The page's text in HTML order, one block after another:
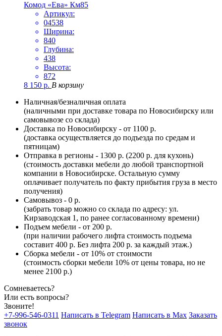
Комод «Ева» Км85
Артикул:
04538
Ширина:
840
Глубина:
438
Высота:
872
8 150 р. В корзину
Наличная/безналичная оплата
(наличными при доставке товара по Новосибирску или
самовывозе со склада)
Доставка по Новосибирску - от 1100 р.
(доставка осуществляется до подъезда по средам и
пятницам)
Отправка в регионы - 1300 р. (2200 р. для кухонь)
(стоимость доставки мебели до любой транспортной
компании в Новосибирске. Остальную сумму
оплачивает получатель по факту прибытия груза в место
получения)
Самовывоз - 0 р.
(забрать товар можно со склада по адресу: ул.
Кирзаводская 1, по ранее согласованному времени)
Подъем мебели - от 200 р.
(при наличии рабочего лифта стоимость подъема
составит 400 р. Без лифта 200 р. за каждый этаж.)
Сборка мебели - от 10% от стоимости
(стоимость сборки мебели 10% от цены товара, но не
менее 2100 р.)
Сомневаетесь?
Или есть вопросы?
Звоните!
+7-996-546-0311 Написать в Telegram Написать в Max Заказать
звонок